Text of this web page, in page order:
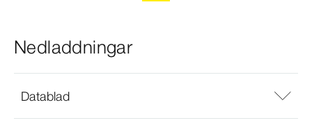
Nedladdningar
Datablad